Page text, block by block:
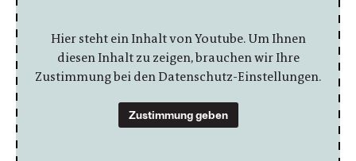
Hier steht ein Inhalt von Youtube. Um Ihnen
diesen Inhalt zu zeigen, brauchen wir Ihre
Zustimmung bei den Datenschutz-Einstellungen.
Zustimmung geben